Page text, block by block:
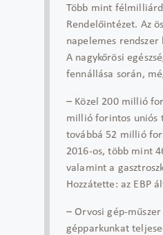
Több mint félmilliárd
Rendelőintézet. Az
napelemes
A nagykőrösi
fennállása során,
– Közel 200 millió
millió forintos uniós
továbbá 52 millió
2016-os, több mint
valamint a
Hozzátette: az EBP
– Orvosi gép-
gépparkunkat